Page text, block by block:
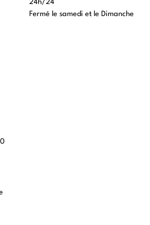
24h/24
Fermé le samedi et le Dimanche